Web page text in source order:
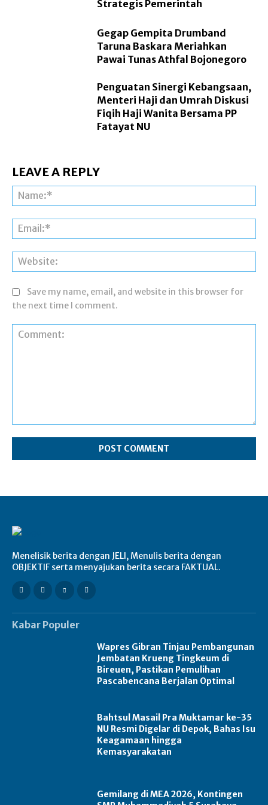
Strategis Pemerintah
Gegap Gempita Drumband
Taruna Baskara Meriahkan
Pawai Tunas Athfal Bojonegoro
Penguatan Sinergi Kebangsaan,
Menteri Haji dan Umrah Diskusi
Fiqih Haji Wanita Bersama PP
Fatayat NU
LEAVE A REPLY
Save my name, email, and website in this browser for
the next time I comment.
Menelisik berita dengan JELI, Menulis berita dengan
OBJEKTIF serta menyajukan berita secara FAKTUAL.
Kabar Populer
Wapres Gibran Tinjau Pembangunan
Jembatan Krueng Tingkeum di
Bireuen, Pastikan Pemulihan
Pascabencana Berjalan Optimal
Bahtsul Masail Pra Muktamar ke-35
NU Resmi Digelar di Depok, Bahas Isu
Keagamaan hingga
Kemasyarakatan
Gemilang di MEA 2026, Kontingen